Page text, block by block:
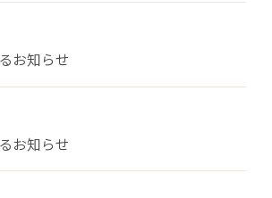
お知らせ
お知らせ